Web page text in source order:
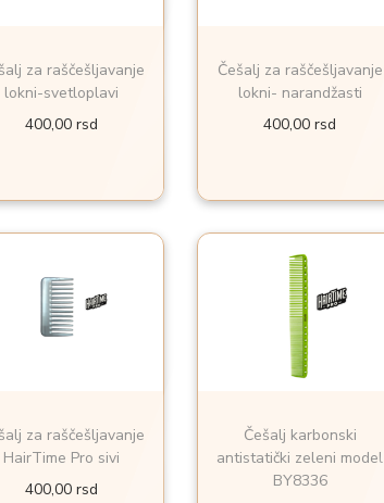
za raščešljavanje
lokni-svetloplavi
400,00 rsd
Češalj za raščešljavanje
lokni- narandžasti
400,00rsd
za raščešljavanje
HairTime Pro sivi
400,00 rsd
Češalj karbonski
antistatički zeleni model
BY8336